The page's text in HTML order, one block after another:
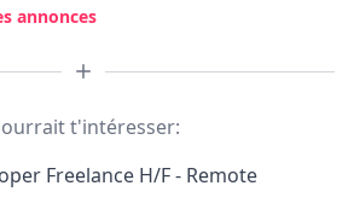
annonces
t'intéresser:
Freelance H/F - Remote